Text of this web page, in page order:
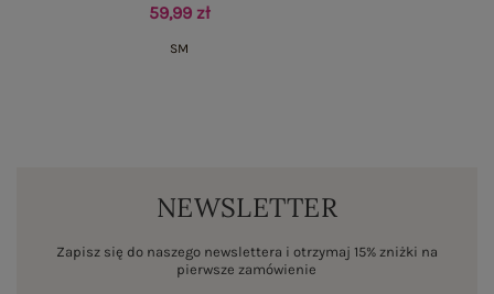
59,99 zł
SM
NEWSLETTER
Zapisz się do naszego newslettera i otrzymaj 15% zniżki na
pierwsze zamówienie